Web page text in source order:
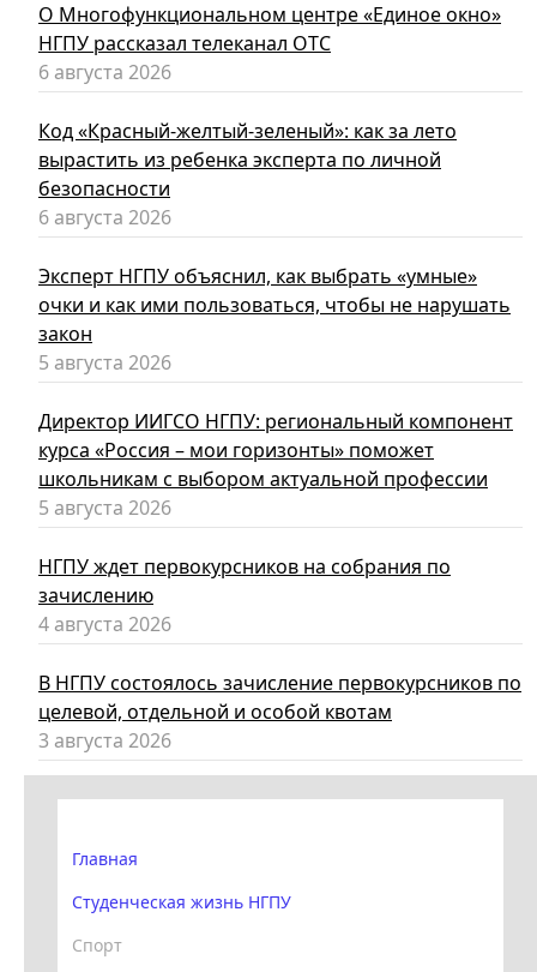
О Многофункциональном центре «Единое окно»
НГПУ рассказал телеканал ОТС
6 августа 2026
Код «Красный-желтый-зеленый»: как за лето
вырастить из ребенка эксперта по личной
безопасности
6 августа 2026
Эксперт НГПУ объяснил, как выбрать «умные»
очки и как ими пользоваться, чтобы не нарушать
закон
5 августа 2026
Директор ИИГСО НГПУ: региональный компонент
курса «Россия – мои горизонты» поможет
школьникам с выбором актуальной профессии
5 августа 2026
НГПУ ждет первокурсников на собрания по
зачислению
4 августа 2026
В НГПУ состоялось зачисление первокурсников по
целевой, отдельной и особой квотам
3 августа 2026
Главная
Студенческая жизнь НГПУ
Спорт